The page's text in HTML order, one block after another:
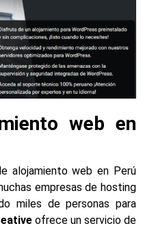
web en
alojamiento web en Perú
empresas de hosting
miles de personas para
ofrece un servicio de